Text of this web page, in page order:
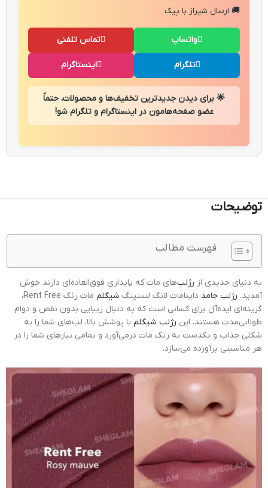
🚚 ارسال شیراز با پیک
تماس تلفنی واتساپ
اینستاگرام تلگرام
🌟 برای دیدن جدیدترین تخفیف‌ها و محصولات، حتماً
عضو صفحه‌هامون در اینستاگرام و تلگرام شو!
توضیحات
فهرست مطالب
به دنیای جدیدی از رژلب‌های مات که پایداری فوق‌العاده‌ای دارند خوش
آمدید. رژلب جامد داینامات لانگ لستینگ شیگلم
مات رنگ Rent Free،
گزینه‌ای ایده‌آل برای کسانی است که به دنبال زیبایی بدون نقص و دوام
طولانی‌مدت هستند. این رژلب شیگلم با پوشش بالا، لب‌های شما را به
شکلی جذاب و یکدست به رنگ مات درمی‌آورد و تمامی نیازهای شما را در
هر مناسبتی برآورده می‌سازد.